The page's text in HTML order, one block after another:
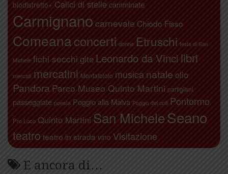
biodistretto+ Calici di stellecamminate
Carmignano carnevale Chiodo Fisso
Comeanaconcerti donne Etruschi festa di San
Michele fichi secchi gite Leonardo da Vinci libri
mercati mercatini Montalbiolo musica natale olio
Pandora Parco Museo Quinto Martini partigiani
passeggiate poesia Poggio alla Malva Poggio dei colli Pontormo
Pro Loco Quinto Martini San MicheleSeano
teatro teatro in strada vino Visitazione
E ancora di…